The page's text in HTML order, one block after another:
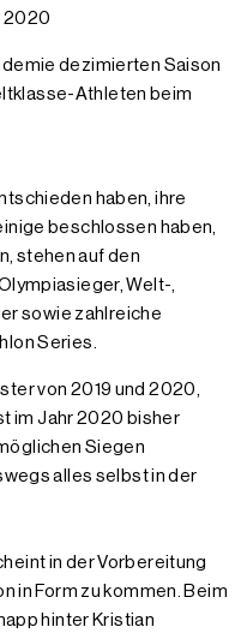
2020
dezimierten Saison
Athleten beim
haben, ihre
beschlossen haben,
stehen auf den
Welt-,
sowie zahlreiche
Series.
von 2019 und 2020,
im Jahr 2020 bisher
Siegen
alles selbst in der
in der Vorbereitung
in Form zu kommen. Beim
hinter Kristian